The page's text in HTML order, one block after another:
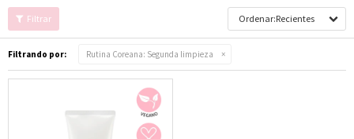
Recientes
Filtrando por: Rutina Coreana: Segunda limpieza